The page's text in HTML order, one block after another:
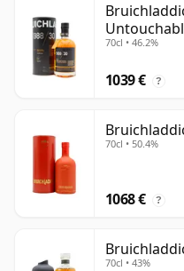
70cl • 46.2%
1039 € ?
70cl • 50.4%
1068 € ?
70cl • 43%